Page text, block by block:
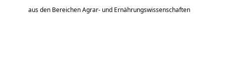
aus den Bereichen Agrar- und Ernährungswissenschaften